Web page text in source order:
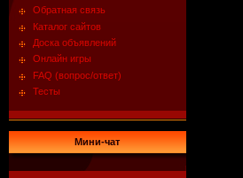
Обратная связь
Каталог сайтов
Доска объявлений
Онлайн игры
FAQ (вопрос/ответ)
Тесты
Мини-чат